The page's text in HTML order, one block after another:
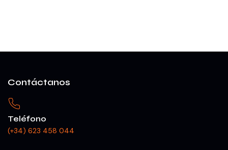
Contáctanos
Teléfono
(+34) 623 458 044